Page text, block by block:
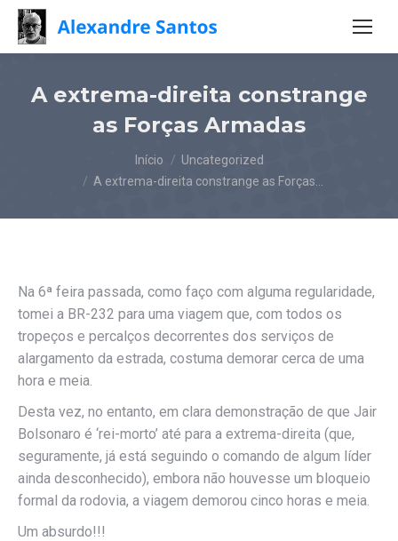
A extrema-direita constrange
as Forças Armadas
Início
Uncategorized
A extrema-direita constrange as Forças…
Na 6ª feira passada, como faço com alguma regularidade,
tomei a BR-232 para uma viagem que, com todos os
tropeços e percalços decorrentes dos serviços de
alargamento da estrada, costuma demorar cerca de uma
hora e meia.
Desta vez, no entanto, em clara demonstração de que Jair
Bolsonaro é ‘rei-morto’ até para a extrema-direita (que,
seguramente, já está seguindo o comando de algum líder
ainda desconhecido), embora não houvesse um bloqueio
formal da rodovia, a viagem demorou cinco horas e meia.
Um absurdo!!!